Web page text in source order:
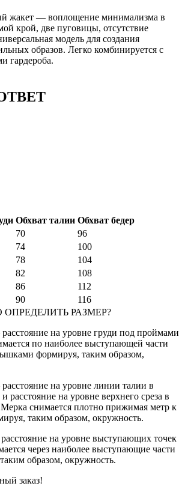
жакет — воплощение минимализма в
крой, две пуговицы, отсутствие
модель для создания
образов. Легко комбинируется с
гардероба.
Обхват талии Обхват бедер
70
96
74
100
78
104
82
108
86
112
90
116
РАЗМЕР?
на уровне груди под проймами
по наиболее выступающей части
формируя, таким образом,
на уровне линии талии в
расстояние на уровне верхнего среза в
снимается плотно прижимая метр к
таким образом, окружность.
на уровне выступающих точек
через наиболее выступающие части
образом, окружность.
заказ!